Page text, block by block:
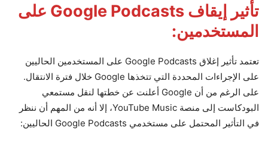
تأثير إيقاف Google Podcasts على
المستخدمين:
تعتمد تأثير إغلاق Google Podcasts على المستخدمين الحاليين
على الإجراءات المحددة التي تتخذها Google خلال فترة الانتقال.
على الرغم من أن Google أعلنت عن خطتها لنقل مستمعي
البودكاست إلى منصة YouTube Music، إلا أنه من المهم أن ننظر
في التأثير المحتمل على مستخدمي Google Podcasts الحاليين: